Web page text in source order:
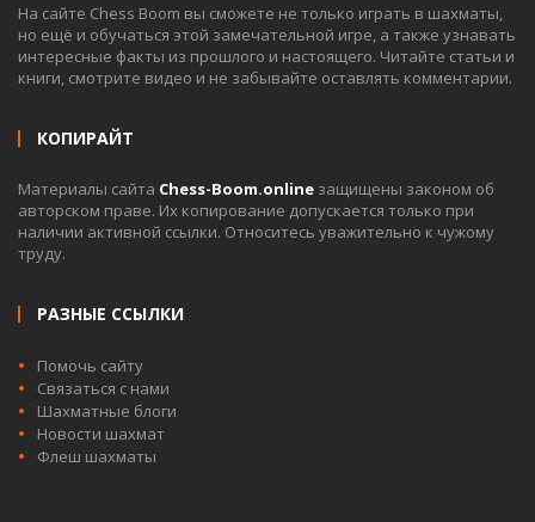
На сайте Chess Boom вы сможете не только играть в шахматы,
но ещё и обучаться этой замечательной игре, а также узнавать
интересные факты из прошлого и настоящего. Читайте статьи и
книги, смотрите видео и не забывайте оставлять комментарии.
КОПИРАЙТ
Материалы сайта Chess-Boom.online защищены законом об
авторском праве. Их копирование допускается только при
наличии активной ссылки. Относитесь уважительно к чужому
труду.
РАЗНЫЕ ССЫЛКИ
Помочь сайту
Связаться с нами
Шахматные блоги
Новости шахмат
Флеш шахматы